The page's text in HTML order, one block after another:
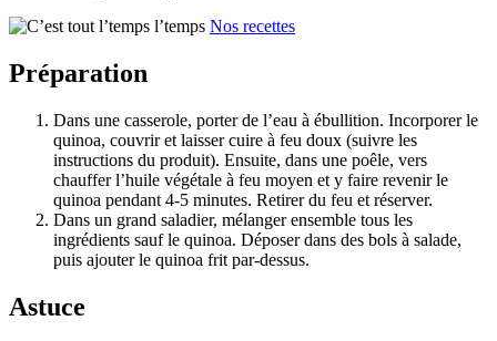
Nos recettes
Préparation
Dans une casserole, porter de l’eau à ébullition. Incorporer le
quinoa, couvrir et laisser cuire à feu doux (suivre les
instructions du produit). Ensuite, dans une poêle, vers
chauffer l’huile végétale à feu moyen et y faire revenir le
quinoa pendant 4-5 minutes. Retirer du feu et réserver.
Dans un grand saladier, mélanger ensemble tous les
ingrédients sauf le quinoa. Déposer dans des bols à salade,
puis ajouter le quinoa frit par-dessus.
Astuce